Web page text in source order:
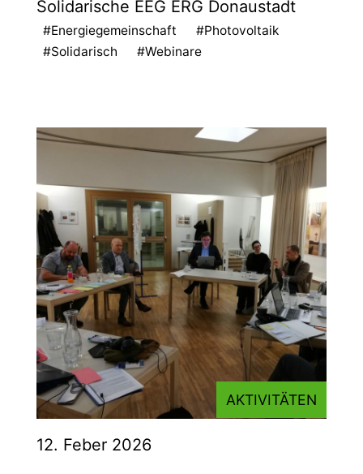
Solidarische EEG ERG Donaustadt
#Energiegemeinschaft
#Photovoltaik
#Solidarisch
#Webinare
AKTIVITÄTEN
12. Feber 2026